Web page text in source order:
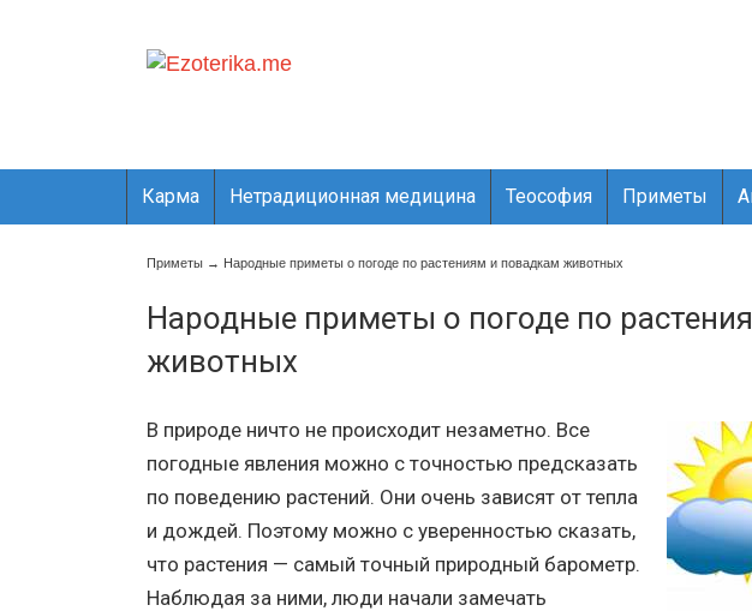
Карма Нетрадиционная медицина Теософия Приметы
Приметы → Народные приметы о погоде по растениям и повадкам животных
Народные приметы о погоде по
животных
В природе ничто не происходит незаметно. Все
погодные явления можно с точностью предсказать
по поведению растений. Они очень зависят от тепла
и дождей. Поэтому можно с уверенностью сказать,
что растения — самый точный природный барометр.
Наблюдая за ними, люди начали замечать